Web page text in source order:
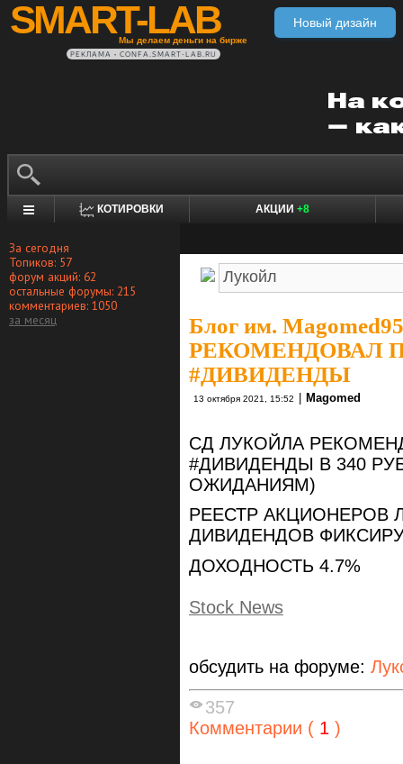
SMART-LAB
Мы делаем деньги на бирже
Новый дизайн
РЕКЛАМА • CONFA.SMART-LAB.RU
КОТИРОВКИ АКЦИИ +8
За сегодня
Топиков: 57
форум акций: 62
остальные форумы: 215
комментариев: 1050
за месяц
Блог им. Magomed95
РЕКОМЕНДОВАЛ
#ДИВИДЕНДЫ
13 октября 2021, 15:52 Magomed
СД ЛУКОЙЛА
#ДИВИДЕНДЫ В 340
ОЖИДАНИЯМ)
РЕЕСТР АКЦИОНЕРОВ
ДИВИДЕНДОВ
ДОХОДНОСТЬ 4.7%
Stock News
обсудить на форуме:
357
Комментарии ( 1 )